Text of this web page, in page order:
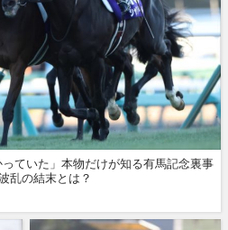
っていた」本物だけが知る有馬記念裏事
乱の結末とは？